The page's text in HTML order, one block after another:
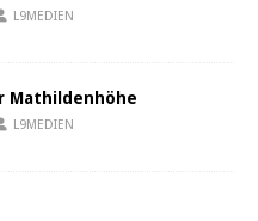
L9MEDIEN
Mathildenhöhe
L9MEDIEN